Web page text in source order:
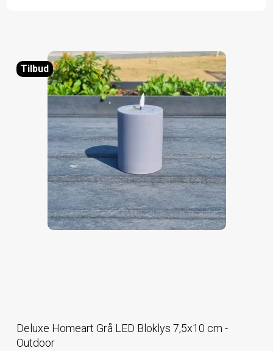
Tilbud
Deluxe Homeart Grå LED Bloklys 7,5x10 cm -
Outdoor